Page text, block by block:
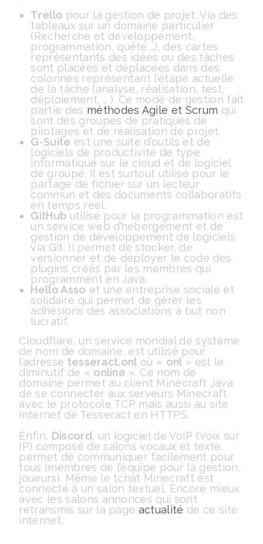
Trello pour la gestion de projet. Via des
tableaux sur un domaine particulier
(Recherche et développement,
programmation, quête …), des cartes
représentants des idées ou des tâches
sont placées et déplacées dans des
colonnes représentant l’étape actuelle
de la tâche (analyse, réalisation, test,
déploiement, … ). Ce mode de gestion fait
partie des méthodes Agile et Scrum qui
sont des groupes de pratiques de
pilotages et de réalisation de projet.
G-Suite est une suite d’outils et de
logiciels de productivité de type
informatique sur le cloud et de logiciel
de groupe. Il est surtout utilisé pour le
partage de fichier sur un lecteur
commun et des documents collaboratifs
en temps réel.
GitHub utilisé pour la programmation est
un service web d’hébergement et de
gestion de développement de logiciels
via Git. Il permet de stocker, de
versionner et de déployer le code des
plugins créés par les membres qui
programment en Java.
Hello Asso et une entreprise sociale et
solidaire qui permet de gérer les
adhésions des associations à but non
lucratif.
Cloudflare, un service mondial de système
de nom de domaine, est utilisé pour
l’adresse tesseract.onl où « onl » est le
diminutif de « online ». Ce nom de
domaine permet au client Minecraft Java
de se connecter aux serveurs Minecraft
avec le protocole TCP mais aussi au site
internet de Tesseract en HTTPS.
Enfin, Discord , un logiciel de VoIP (Voix sur
IP) composé de salons vocaux et texte,
permet de communiquer facilement pour
tous (membres de l’équipe pour la gestion,
joueurs). Même le tchat Minecraft est
connecté à un salon textuel. Encore mieux
avec les salons annonces qui sont
retransmis sur la page actualité de ce site
internet.